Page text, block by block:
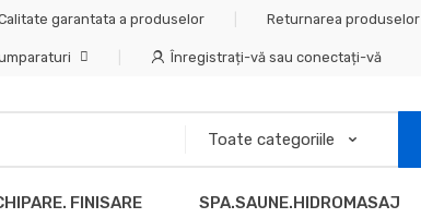
garantata a produselor Returnarea produselor
Înregistrați-vă sau conectați-vă
FINISARE SPA.SAUNE.HIDROMASAJ